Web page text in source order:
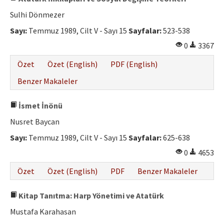
Sulhi Dönmezer
Sayı: Temmuz 1989, Cilt V - Sayı 15 Sayfalar:523-538
0
3367
Özet
Özet (English)
PDF (English)
Benzer Makaleler
İsmet İnönü
Nusret Baycan
Sayı: Temmuz 1989, Cilt V - Sayı 15 Sayfalar:625-638
0
4653
Özet
Özet (English) PDF Benzer Makaleler
Kitap Tanıtma: Harp Yönetimi ve Atatürk
Mustafa Karahasan